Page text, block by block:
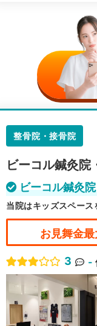
整骨院・接骨院
ビーコル鍼灸院
ビーコル鍼灸
当院はキッズスペース
お見舞金最
3 -